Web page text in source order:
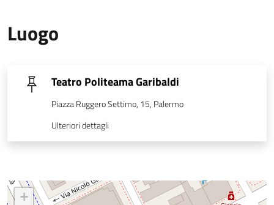
Luogo
Teatro Politeama Garibaldi
Piazza Ruggero Settimo, 15, Palermo
Ulteriori dettagli
+